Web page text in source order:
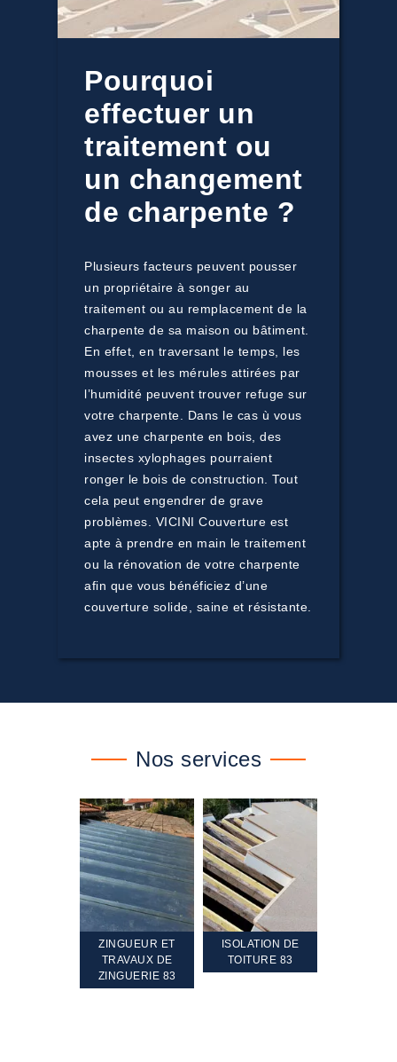
Pourquoi
effectuer un
traitement ou
un changement
de charpente ?
Plusieurs facteurs peuvent pousser
un propriétaire à songer au
traitement ou au remplacement de la
charpente de sa maison ou bâtiment.
En effet, en traversant le temps, les
mousses et les mérules attirées par
l’humidité peuvent trouver refuge sur
votre charpente. Dans le cas ù vous
avez une charpente en bois, des
insectes xylophages pourraient
ronger le bois de construction. Tout
cela peut engendrer de grave
problèmes. VICINI Couverture est
apte à prendre en main le traitement
ou la rénovation de votre charpente
afin que vous bénéficiez d’une
couverture solide, saine et résistante.
Nos services
ZINGUEUR ET
TRAVAUX DE
ZINGUERIE 83
ISOLATION DE
TOITURE 83